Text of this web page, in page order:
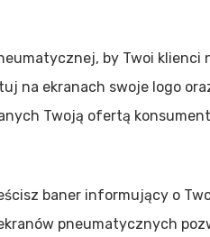
by Twoi klienci
na ekranach swoje logo
Twoją ofertą
baner informujący o
pneumatycznych